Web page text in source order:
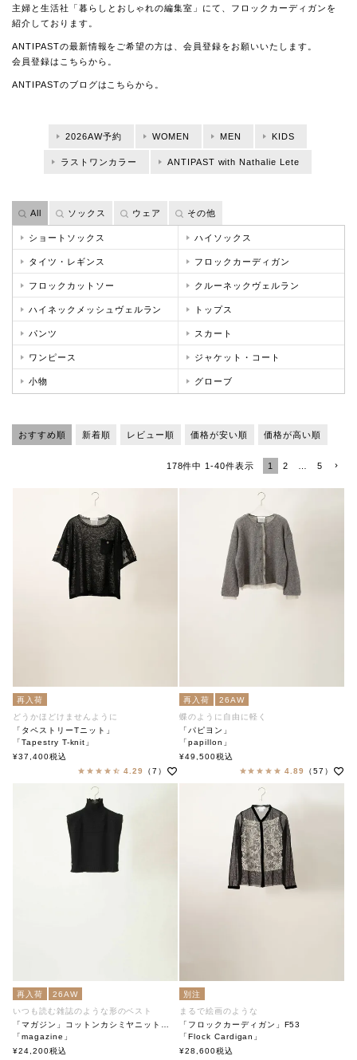
主婦と生活社「暮らしとおしゃれの編集室」にて、 フロックカーディガンを
紹介しております。
ANTIPASTの最新情報をご希望の方は、会員登録をお願いいたします。
会員登録は こちらから。
ANTIPASTのブログは こちらから。
All ソックス ウェア その他
2026AW予約 WOMEN MEN KIDS
ラストワンカラー ANTIPAST with Nathalie Lete
ショートソックス ハイソックス
タイツ・レギンス フロックカーディガン
フロックカットソー クルーネックヴェルラン
ハイネックメッシュヴェルラン トップス
パンツ スカート
ワンピース ジャケット・コート
小物 グローブ
おすすめ順 新着順 レビュー順 価格が安い順 価格が高い順
178件中 1-40件表示 1 2 5
再入荷
どうかほどけませんように
「タペストリーTニット」
「Tapestry T-knit」
soutiencollar（ステンカラー）
¥37,400税込
4.29
（7）
再入荷
26AW
蝶のように自由に軽く
「パピヨン」
「papillon」
soutiencollar（ステンカラー）
¥49,500税込
4.89
（57）
再入荷
26AW
いつも読む雑誌のような形のベスト
「magazine」
soutiencollar（ステンカラー）
¥24,200税込
別注
まるで絵画のような
「フロックカーディガン」F53
「Flock Cardigan」
soutiencollar（ステンカラー）
¥28,600税込